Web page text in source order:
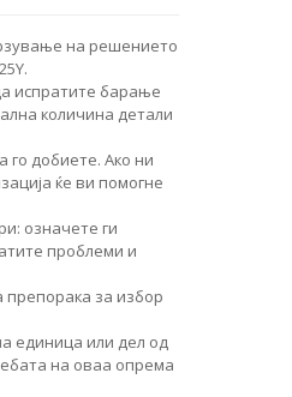
на решението
испратите барање
количина детали
го добиете. Ако ни
ќе ви помогне
означете ги
проблеми и
за избор
единица или дел од
на оваа опрема